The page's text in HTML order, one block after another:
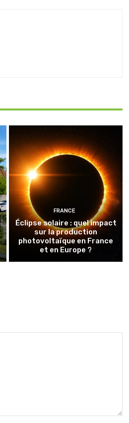
FRANCE
Éclipse solaire : quel impact
sur la production
photovoltaïque en France
et en Europe ?